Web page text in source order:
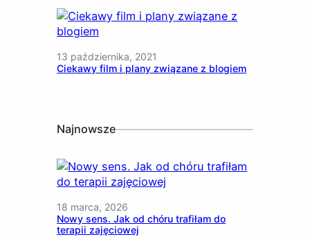
13 października, 2021
Ciekawy film i plany związane z blogiem
Najnowsze
18 marca, 2026
Nowy sens. Jak od chóru trafiłam do
terapii zajęciowej